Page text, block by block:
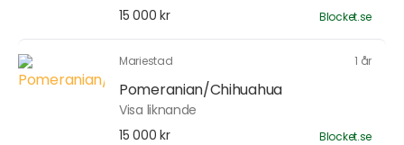
15 000 kr
Blocket.se
Mariestad 1 år
Pomeranian/Chihuahua
Visa liknande
15 000 kr
Blocket.se